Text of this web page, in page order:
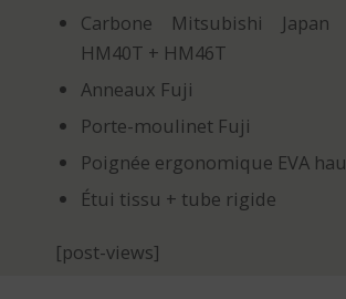
Carbone Mitsubishi
HM40T + HM46T
Anneaux Fuji
Porte-moulinet Fuji
Poignée ergonomique EVA
Étui tissu + tube rigide
[post-views]